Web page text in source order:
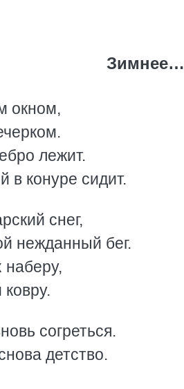
Зимнее…
окном,
лежит.
в конуре сидит.
снег,
нежданный бег.
наберу,
согреться.
детство.